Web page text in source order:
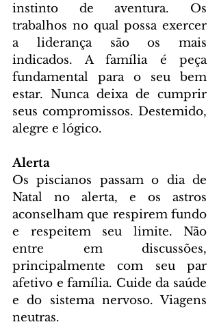
instinto de aventura. Os
trabalhos no qual possa exercer
a liderança são os mais
indicados. A família é peça
fundamental para o seu bem
estar. Nunca deixa de cumprir
seus compromissos. Destemido,
alegre e lógico.
Alerta
Os piscianos passam o dia de
Natal no alerta, e os astros
aconselham que respirem fundo
e respeitem seu limite. Não
entre em discussões,
principalmente com seu par
afetivo e família. Cuide da saúde
e do sistema nervoso. Viagens
neutras.